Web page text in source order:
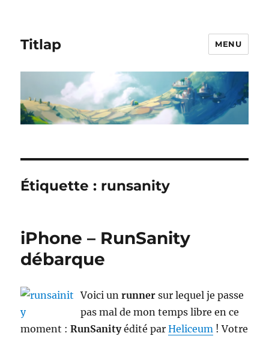
Titlap MENU
Étiquette : runsanity
iPhone – RunSanity
débarque
Voici unrunner sur lequel je passe
pas mal de mon temps libre en ce
moment :RunSanityédité parHeliceum ! Votre